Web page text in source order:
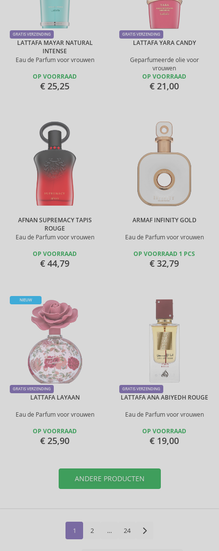
LATTAFA MAYAR NATURAL
INTENSE
Eau de Parfum voor vrouwen
GRATIS VERZENDING
OP VOORRAAD
€ 25,25
LATTAFA YARA CANDY
Geparfumeerde olie voor
vrouwen
GRATIS VERZENDING
OP VOORRAAD
€ 21,00
AFNAN SUPREMACY TAPIS
ROUGE
Eau de Parfum voor vrouwen
OP VOORRAAD
€ 44,79
ARMAF INFINITY GOLD
Eau de Parfum voor vrouwen
OP VOORRAAD 1 PCS
€ 32,79
LATTAFA LAYAAN
Eau de Parfum voor vrouwen
NIEUW
GRATIS VERZENDING
OP VOORRAAD
€ 25,90
LATTAFA ANA ABIYEDH ROUGE
Eau de Parfum voor vrouwen
GRATIS VERZENDING
OP VOORRAAD
€ 19,00
ANDERE PRODUCTEN
1 2 … 24